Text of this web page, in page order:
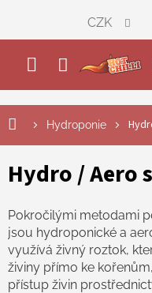
obsah
CZK
Hydroponie
Hydro / Aero
Pokročilými metodami
jsou hydroponické a
využívá živný roztok,
živiny přímo ke
přístup živin